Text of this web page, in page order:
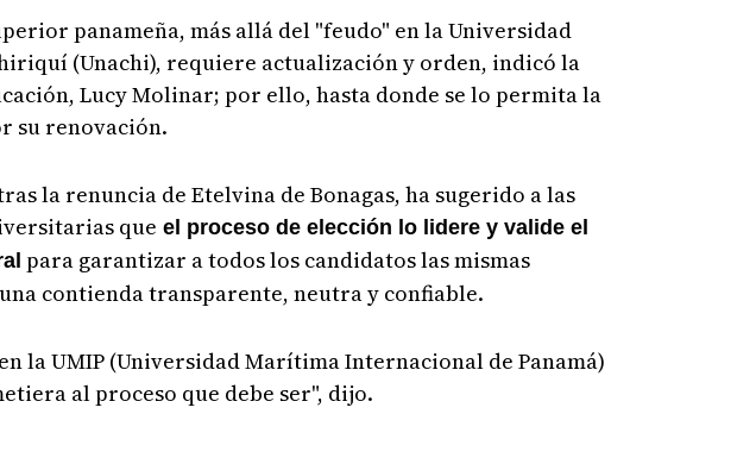
panameña, más allá del "feudo" en la Universidad
(Unachi), requiere actualización y orden, indicó la
Lucy Molinar; por ello, hasta donde se lo permita la
su renovación.
la renuncia de Etelvina de Bonagas, ha sugerido a las
que el proceso de elección lo lidere y valide el
para garantizar a todos los candidatos las mismas
contienda transparente, neutra y confiable.
la UMIP (Universidad Marítima Internacional de Panamá)
al proceso que debe ser", dijo.